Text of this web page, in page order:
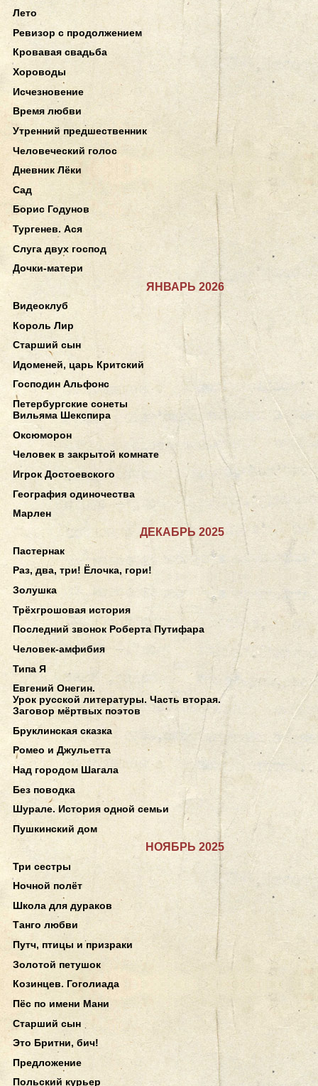
Лето
Ревизор с продолжением
Кровавая свадьба
Хороводы
Исчезновение
Время любви
Утренний предшественник
Человеческий голос
Дневник Лёки
Сад
Борис Годунов
Тургенев. Ася
Слуга двух господ
Дочки-матери
ЯНВАРЬ 2026
Видеоклуб
Король Лир
Старший сын
Идоменей, царь Критский
Господин Альфонс
Петербургские сонеты
Вильяма Шекспира
Оксюморон
Человек в закрытой комнате
Игрок Достоевского
География одиночества
Марлен
ДЕКАБРЬ 2025
Пастернак
Раз, два, три! Ёлочка, гори!
Золушка
Трёхгрошовая история
Последний звонок Роберта Путифара
Человек-амфибия
Типа Я
Евгений Онегин.
Урок русской литературы. Часть вторая.
Заговор мёртвых поэтов
Бруклинская сказка
Ромео и Джульетта
Над городом Шагала
Без поводка
Шурале. История одной семьи
Пушкинский дом
НОЯБРЬ 2025
Три сестры
Ночной полёт
Школа для дураков
Танго любви
Путч, птицы и призраки
Золотой петушок
Козинцев. Гоголиада
Пёс по имени Мани
Старший сын
Это Бритни, бич!
Предложение
Польский курьер